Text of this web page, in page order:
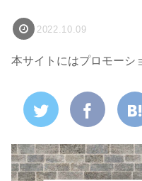
2022.10.09
本サイトにはプロモーシ